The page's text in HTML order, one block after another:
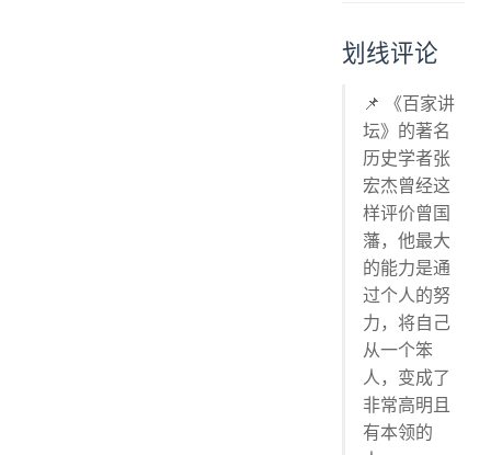
划线评论
📌 《百家讲
坛》的著名
历史学者张
宏杰曾经这
样评价曾国
藩，他最大
的能力是通
过个人的努
力，将自己
从一个笨
人，变成了
非常高明且
有本领的